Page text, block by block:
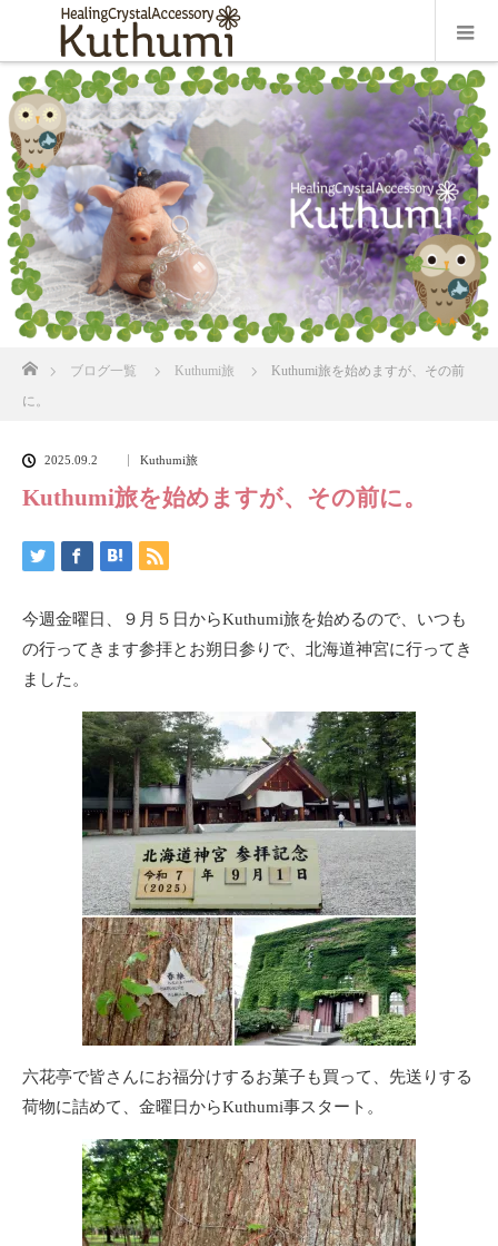
ブログ一覧 Kuthumi旅
Kuthumi旅を始めますが、その前
に。
2025.09.2 Kuthumi旅
Kuthumi旅を始めますが、その前に。
今週金曜日、９月５日からKuthumi旅を始めるので、いつも
の行ってきます参拝とお朔日参りで、北海道神宮に行ってき
ました。
六花亭で皆さんにお福分けするお菓子も買って、先送りする
荷物に詰めて、金曜日からKuthumi事スタート。